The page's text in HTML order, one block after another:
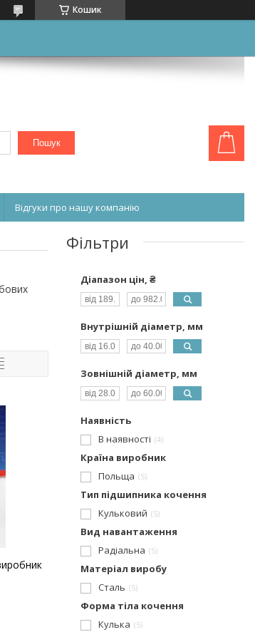
Кошик
Пошук
Відгуки про нашу компанію
Фільтри
Діапазон цін, ₴
Внутрішній діаметр, мм
Зовнішній діаметр, мм
Наявність
В наявності 4
Країна виробник
Польща
5
Тип підшипника кочення
Кульковий
5
Вид навантаження
Радіальна
5
Матеріал виробу
Сталь
5
Форма тіла кочення
Кулька
5